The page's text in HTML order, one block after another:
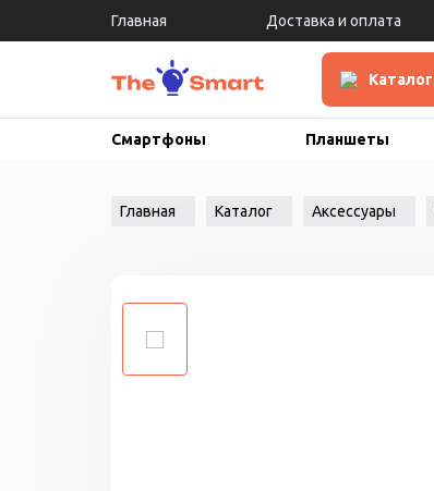
Главная Доставка и оплата
Каталог
Смартфоны Планшеты
Главная Каталог Аксессуары